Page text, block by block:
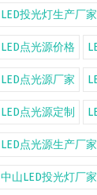
LED投光灯生产厂家
LED点光源价格
LED点光源厂家
LED点光源定制
LED点光源生产厂家
中山LED投光灯厂家